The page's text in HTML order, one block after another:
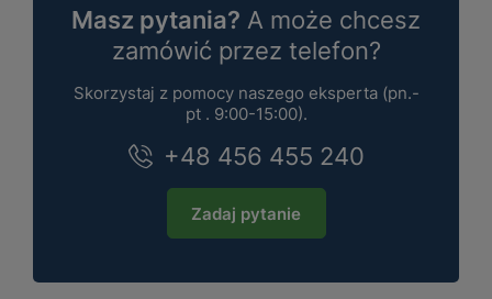
Masz pytania? A może chcesz
zamówić przez telefon?
Skorzystaj z pomocy naszego eksperta (pn.-
pt . 9:00-15:00).
+48 456 455 240
Zadaj pytanie